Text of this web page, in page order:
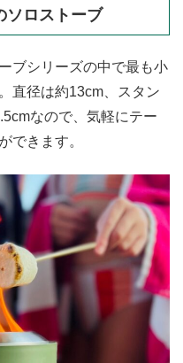
ソロストーブ
ブシリーズの中で最も小
直径は約13cm、スタン
なので、気軽にテー
できます。